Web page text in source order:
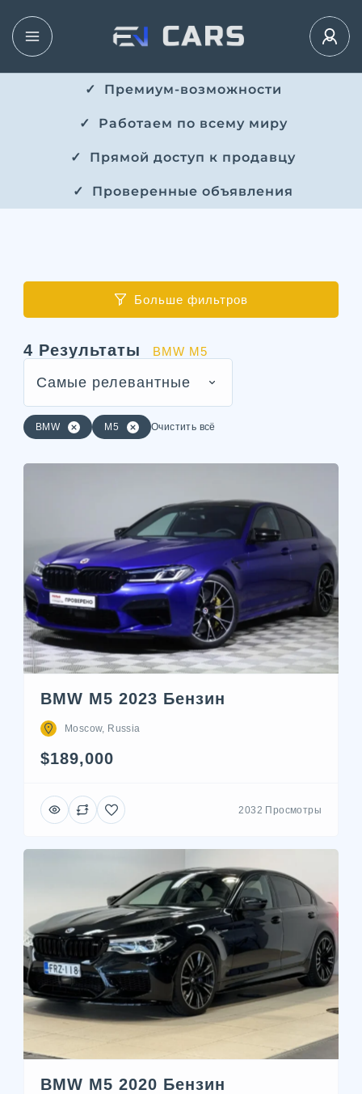
✓ ​​ Премиум-возможности
✓ ​ Работаем по всему миру
✓ ​ Прямой доступ к продавцу
✓ ​ Проверенные объявления
Больше фильтров
4 Результаты BMW M5
Самые релевантные
BMW M5 Очистить всё
BMW M5 2023 Бензин
Moscow, Russia
$189,000
2032 Просмотры
BMW M5 2020 Бензин